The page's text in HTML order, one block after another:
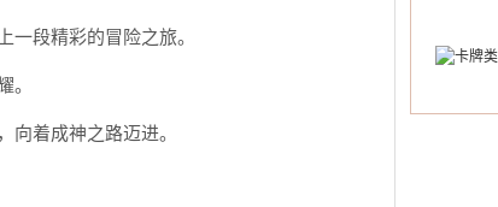
段精彩的冒险之旅。
。
着成神之路迈进。